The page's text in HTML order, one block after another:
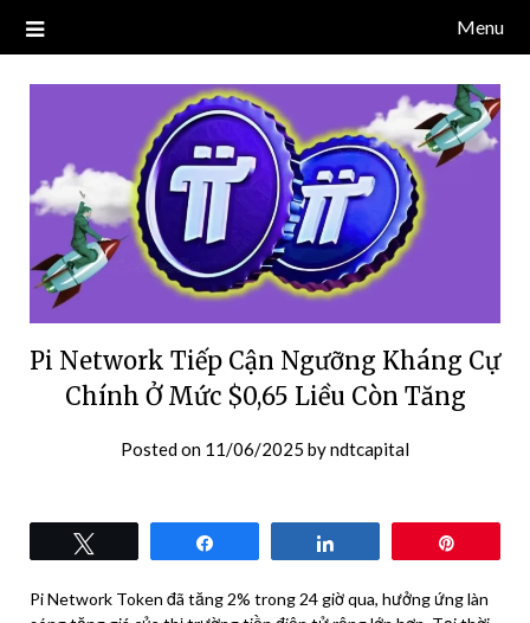
NDT CAPITAL | BLOG TIỀN
ĐIỆN TỬ CRYPTO
Blog về thị trường crypto, tiền điện tử, tiền mã hoá, công nghệ
blockchain.
Menu
Pi Network Tiếp Cận Ngưỡng Kháng Cự
Chính Ở Mức $0,65 Liều Còn Tăng
Posted on 11/06/2025 byndtcapital
Pi Network Token đã tăng 2% trong 24 giờ qua, hưởng ứng làn